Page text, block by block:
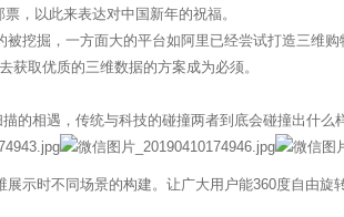
，以此来表达对中国新年的祝福。
掘，一方面大的平台如阿里已经尝试打造三维购
取优质的三维数据的方案成为必须。
相遇，传统与科技的碰撞两者到底会碰撞出什么
时不同场景的构建。让广大用户能360度自由旋